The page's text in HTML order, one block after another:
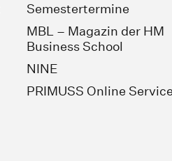
Semestertermine
MBL – Magazin der HM
Business School
NINE
PRIMUSS Online Service